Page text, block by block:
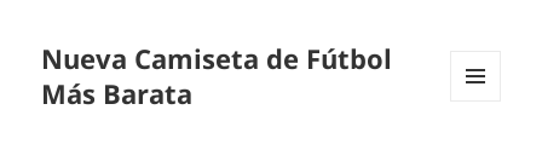
Nueva Camiseta de Fútbol
Más Barata